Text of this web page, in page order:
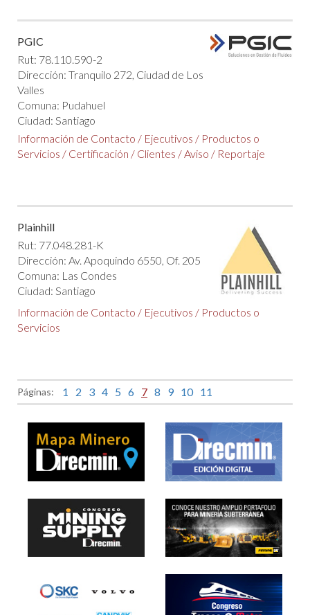
PGIC
Rut: 78.110.590-2
Dirección: Tranquilo 272, Ciudad de Los
Valles
Comuna: Pudahuel
Ciudad: Santiago
Información de Contacto / Ejecutivos / Productos o
Servicios / Certificación / Clientes /Aviso / Reportaje
Plainhill
Rut: 77.048.281-K
Dirección: Av. Apoquindo 6550, Of. 205
Comuna: Las Condes
Ciudad: Santiago
Información de Contacto / Ejecutivos / Productos o
Servicios
Páginas: 1 2 3 4 5 6 7 8 9 10 11